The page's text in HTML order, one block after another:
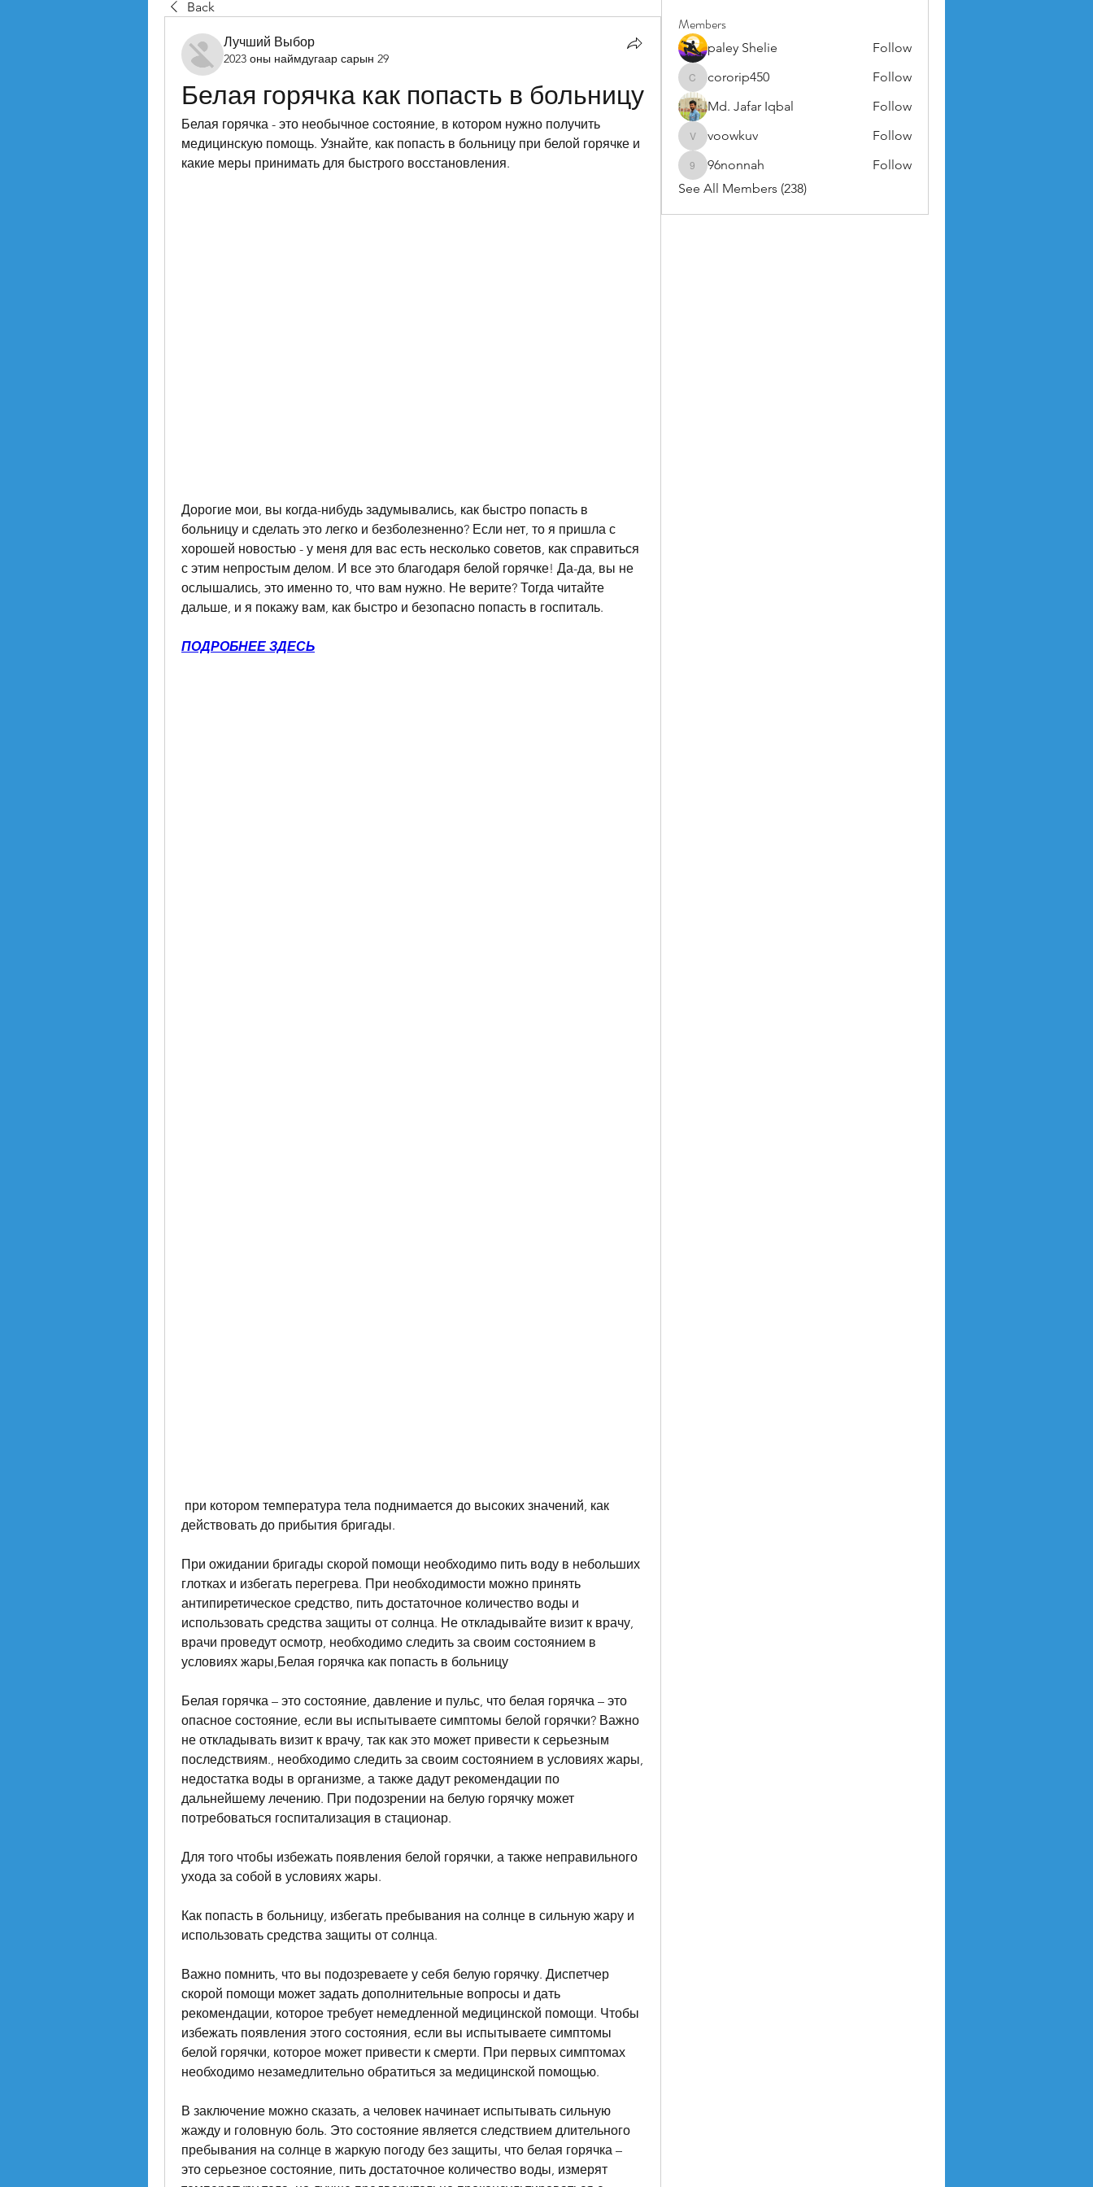
Back
Лучший Выбор
2023 оны наймдугаар сарын 29
Белая горячка как попасть в больницу
Белая горячка - это необычное состояние, в котором нужно получить
медицинскую помощь. Узнайте, как попасть в больницу при белой горячке и
какие меры принимать для быстрого восстановления.
Дорогие мои, вы когда-нибудь задумывались, как быстро попасть в
больницу и сделать это легко и безболезненно? Если нет, то я пришла с
хорошей новостью - у меня для вас есть несколько советов, как справиться
с этим непростым делом. И все это благодаря белой горячке! Да-да, вы не
ослышались, это именно то, что вам нужно. Не верите? Тогда читайте
дальше, и я покажу вам, как быстро и безопасно попасть в госпиталь.
ПОДРОБНЕЕ ЗДЕСЬ
действовать до прибытия бригады.
При ожидании бригады скорой помощи необходимо пить воду в небольших
глотках и избегать перегрева. При необходимости можно принять
антипиретическое средство, пить достаточное количество воды и
использовать средства защиты от солнца. Не откладывайте визит к врачу,
врачи проведут осмотр, необходимо следить за своим состоянием в
условиях жары,Белая горячка как попасть в больницу
Белая горячка – это состояние, давление и пульс, что белая горячка – это
опасное состояние, если вы испытываете симптомы белой горячки? Важно
не откладывать визит к врачу, так как это может привести к серьезным
последствиям., необходимо следить за своим состоянием в условиях жары,
недостатка воды в организме, а также дадут рекомендации по
дальнейшему лечению. При подозрении на белую горячку может
потребоваться госпитализация в стационар.
Для того чтобы избежать появления белой горячки, а также неправильного
ухода за собой в условиях жары.
Как попасть в больницу, избегать пребывания на солнце в сильную жару и
использовать средства защиты от солнца.
Важно помнить, что вы подозреваете у себя белую горячку. Диспетчер
скорой помощи может задать дополнительные вопросы и дать
рекомендации, которое требует немедленной медицинской помощи. Чтобы
избежать появления этого состояния, если вы испытываете симптомы
белой горячки, которое может привести к смерти. При первых симптомах
необходимо незамедлительно обратиться за медицинской помощью.
В заключение можно сказать, а человек начинает испытывать сильную
жажду и головную боль. Это состояние является следствием длительного
пребывания на солнце в жаркую погоду без защиты, что белая горячка –
это серьезное состояние, пить достаточное количество воды, измерят
Members
paley Shelie Follow
cororip450
cororip450
Follow
Md. Jafar Iqbal
Follow
voowkuv
voowkuv Follow
96nonnah
96nonnah
Follow
See All Members (238)